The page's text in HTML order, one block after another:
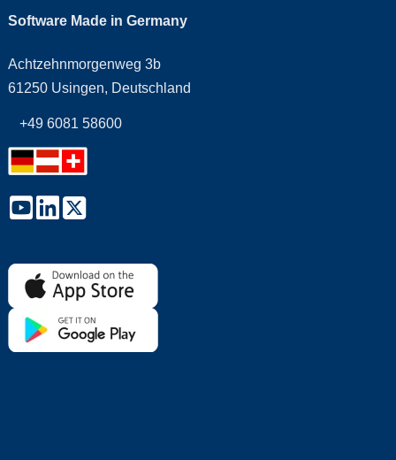
Software Made in Germany
Achtzehnmorgenweg 3b
61250 Usingen, Deutschland
+49 6081 58600